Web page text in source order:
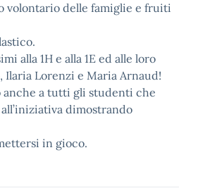
volontario delle famiglie e fruiti
alla 1H e alla 1E ed alle loro
Ilaria Lorenzi e Maria Arnaud!
a tutti gli studenti che
dimostrando
in gioco.